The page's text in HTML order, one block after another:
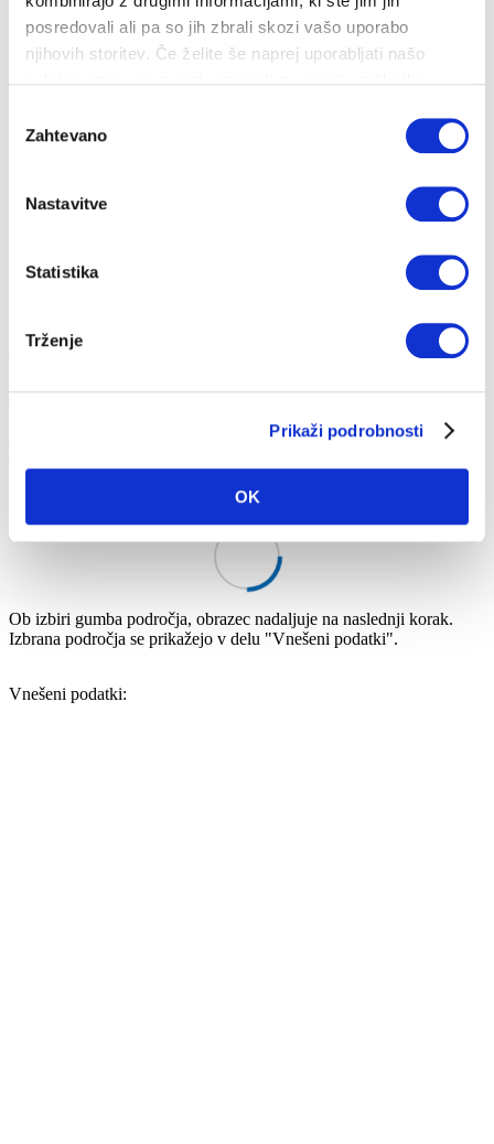
posredovali ali pa so jih zbrali skozi vašo uporabo
njihovih storitev. Če želite še naprej uporabljati našo
soglasja
Zahtevano
Nastavitve
Statistika
Trženje
Prikaži podrobnosti
OK
PLINSKI KOTEL "NA KLJUČ"
PRIJAVA NA OBVEŠČANJE
Na vsebino
Kako vam lahko pomagamo?
Izpolnite naš spletni obrazec za vloge in povpraševanja.
Ob izbiri gumba področja, obrazec nadaljuje na naslednji korak.
Izbrana področja se prikažejo v delu "Vnešeni podatki".
Vnešeni podatki: